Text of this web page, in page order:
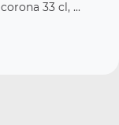
33 cl, ...